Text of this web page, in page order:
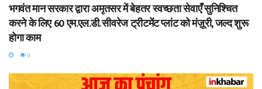
भगवंत मान सरकार द्वारा अमृतसर में बेहतर स्वच्छता सेवाएँ सुनिश्चित
करने के लिए 60 एम.एल.डी. सीवरेज ट्रीटमेंट प्लांट को मंज़ूरी, जल्द शुरू
होगा काम
0